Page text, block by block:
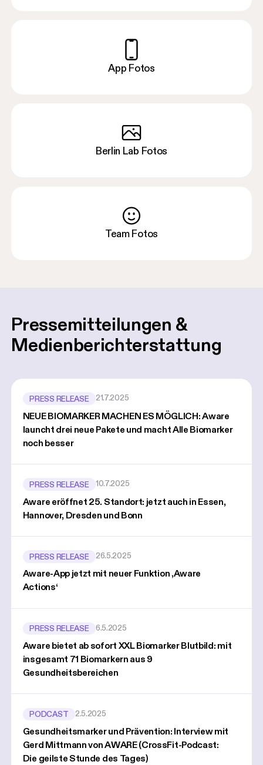
App Fotos
Berlin Lab Fotos
Team Fotos
Pressemitteilungen &
Medienberichterstattung
PRESS RELEASE 21.7.2025
NEUE BIOMARKER MACHEN ES MÖGLICH: Aware
launcht drei neue Pakete und macht Alle Biomarker
noch besser
PRESS RELEASE 10.7.2025
Aware eröffnet 25. Standort: jetzt auch in Essen,
Hannover, Dresden und Bonn
PRESS RELEASE 26.5.2025
Aware-App jetzt mit neuer Funktion ‚Aware
Actions‘
PRESS RELEASE 6.5.2025
Aware bietet ab sofort XXL Biomarker Blutbild: mit
insgesamt 71 Biomarkern aus 9
Gesundheitsbereichen
PODCAST 2.5.2025
Gesundheitsmarker und Prävention: Interview mit
Gerd Mittmann von AWARE (CrossFit-Podcast:
Die geilste Stunde des Tages)